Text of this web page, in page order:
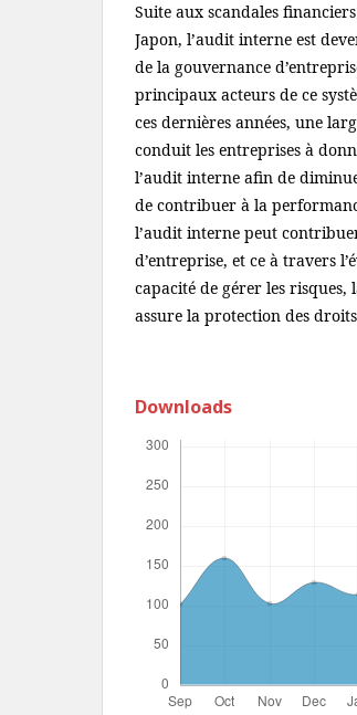
Suite aux scandales
Japon, l’audit interne est
de la gouvernance
principaux acteurs de ce
ces dernières années, une
conduit les entreprises à
l’audit interne afin de
de contribuer à la
l’audit interne peut
d’entreprise, et ce à travers
capacité de gérer les
assure la protection des
Downloads